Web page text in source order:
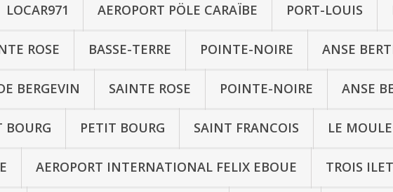
LOCAR971 AEROPORT PÖLE CARAÏBE PORT-LOUIS
ROSE BASSE-TERRE POINTE-NOIRE ANSE
BERGEVIN SAINTE ROSE POINTE-NOIRE ANSE
BOURG PETIT BOURG SAINT FRANCOIS LE MOULE
AEROPORT INTERNATIONAL FELIX EBOUE TROIS